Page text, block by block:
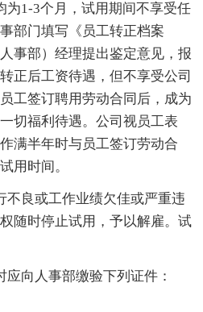
为1-3个月，试用期间不享受任
部门填写《员工转正档案
事部）经理提出鉴定意见，报
正后工资待遇，但不享受公司
工签订聘用劳动合同后，成为
切福利待遇。公司视员工表
满半年时与员工签订劳动合
用时间。
不良或工作业绩欠佳或严重违
随时停止试用，予以解雇。试
向人事部缴验下列证件：